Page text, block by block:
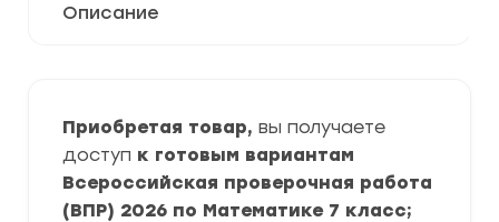
Описание
Приобретая товар, вы получаете
доступ к готовым вариантам
Всероссийская проверочная работа
(ВПР) 2026 по Математике 7 класс;